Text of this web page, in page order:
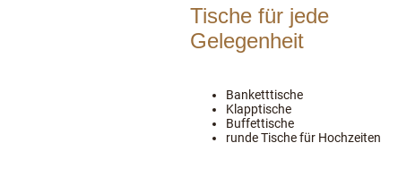
Tische für jede
Gelegenheit
Banketttische
Klapptische
Buffettische
runde Tische für Hochzeiten